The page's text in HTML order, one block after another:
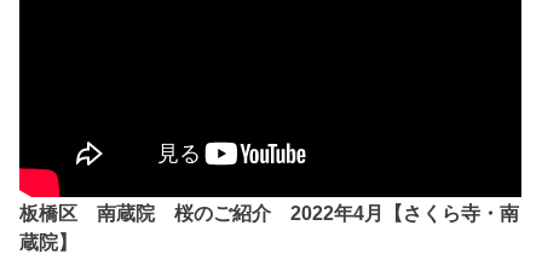
板橋区 南蔵院 桜のご紹介 2022年4月【さくら寺・南
蔵院】